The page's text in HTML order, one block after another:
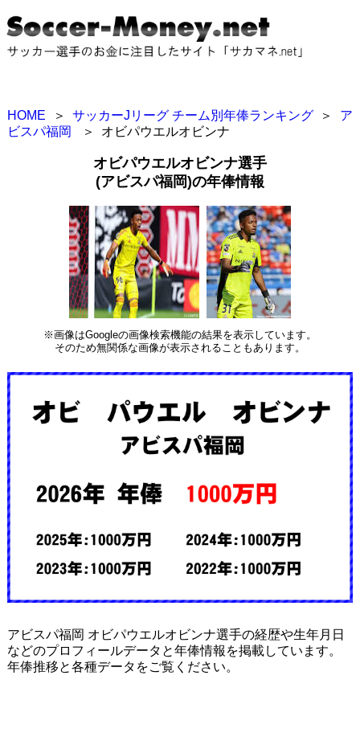
HOME ＞ サッカーJリーグ チーム別年俸ランキング ＞
ア
ビスパ福岡
＞ オビパウエルオビンナ
オビパウエルオビンナ選手
(アビスパ福岡)の年俸情報
※画像はGoogleの画像検索機能の結果を表示しています。
そのため無関係な画像が表示されることもあります。
アビスパ福岡 オビパウエルオビンナ選手の経歴や生年月日
などのプロフィールデータと年俸情報を掲載しています。
年俸推移と各種データをご覧ください。